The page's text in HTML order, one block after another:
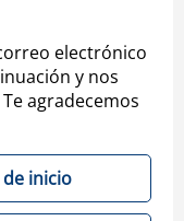
electrónico
y nos
agradecemos
inicio